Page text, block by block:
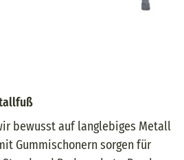
bewusst auf langlebiges Metall
Gummischonern sorgen für